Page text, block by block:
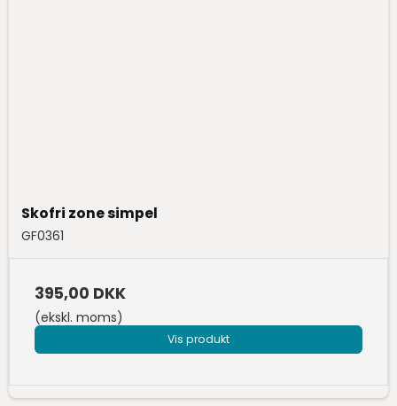
Skofri zone simpel
GF0361
395,00 DKK
(ekskl. moms)
Vis produkt